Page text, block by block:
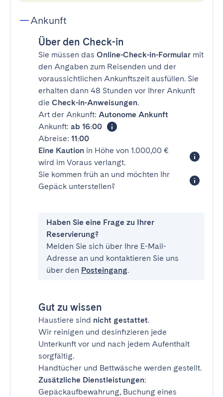
Ankunft
Über den Check-in
Sie müssen das Online-Check-in-Formular mit
den Angaben zum Reisenden und der
voraussichtlichen Ankunftszeit ausfüllen. Sie
erhalten dann 48 Stunden vor Ihrer Ankunft
die Check-in-Anweisungen.
Art der Ankunft: Autonome Ankunft
Ankunft: ab 16:00
Abreise: 11:00
Eine Kaution in Höhe von 1.000,00 €
wird im Voraus verlangt.
Sie kommen früh an und möchten Ihr
Gepäck unterstellen?
Haben Sie eine Frage zu Ihrer
Reservierung?
Melden Sie sich über Ihre E-Mail-
Adresse an und kontaktieren Sie uns
über den Posteingang.
Gut zu wissen
Haustiere sind nicht gestattet.
Wir reinigen und desinfizieren jede
Unterkunft vor und nach jedem Aufenthalt
sorgfältig.
Handtücher und Bettwäsche werden gestellt.
Zusätzliche Dienstleistungen:
Gepäckaufbewahrung, Buchung eines